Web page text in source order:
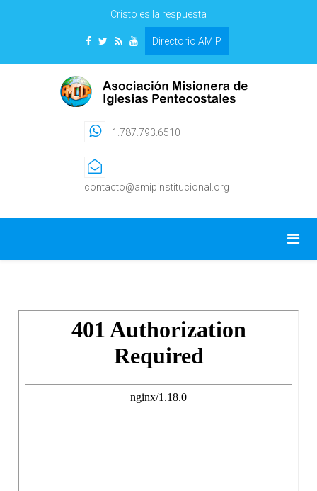
Cristo es la respuesta
Directorio AMIP
1.787.793.6510
contacto@amipinstitucional.org